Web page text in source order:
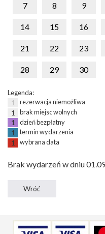
7 8 9
14 15 16
21 22 23
28 29 30
Legenda:
1
rezerwacja niemożliwa
1
brak miejsc wolnych
1
dzień bezpłatny
1
termin wydarzenia
1
wybrana data
Brak wydarzeń w dniu